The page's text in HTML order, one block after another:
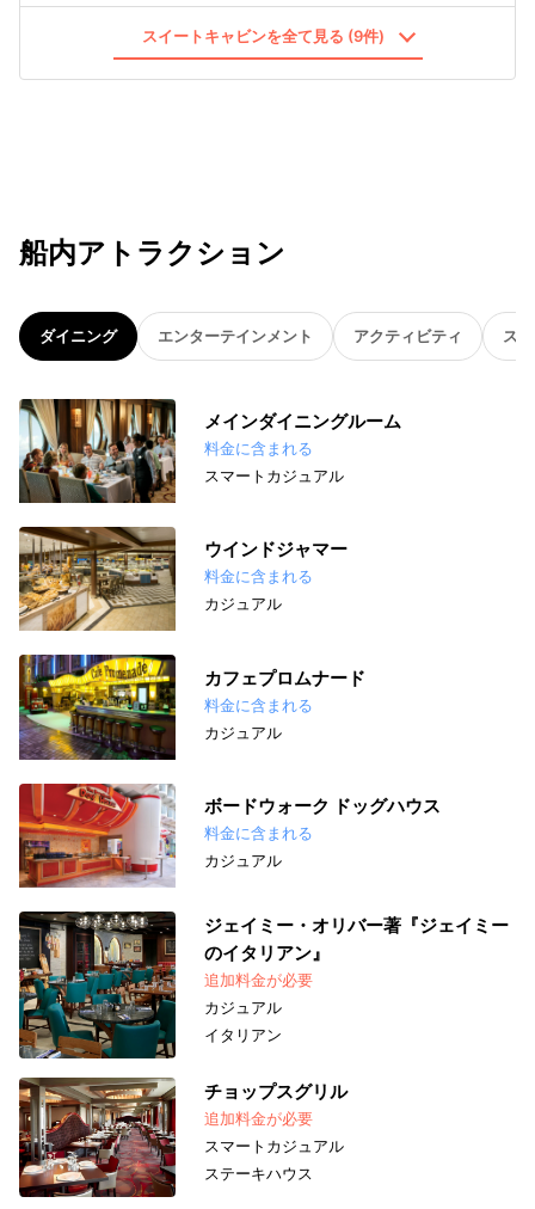
スイートキャビンを全て見る (9件)
船内アトラクション
ダイニング エンターテインメント アクティビティ ス
メインダイニングルーム
料金に含まれる
スマートカジュアル
ウインドジャマー
料金に含まれる
カジュアル
カフェプロムナード
料金に含まれる
カジュアル
ボードウォーク ドッグハウス
料金に含まれる
カジュアル
ジェイミー・オリバー著『ジェイミー
のイタリアン』
追加料金が必要
カジュアル
イタリアン
チョップスグリル
追加料金が必要
スマートカジュアル
ステーキハウス